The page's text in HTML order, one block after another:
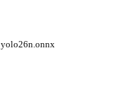
yolo26n.onnx